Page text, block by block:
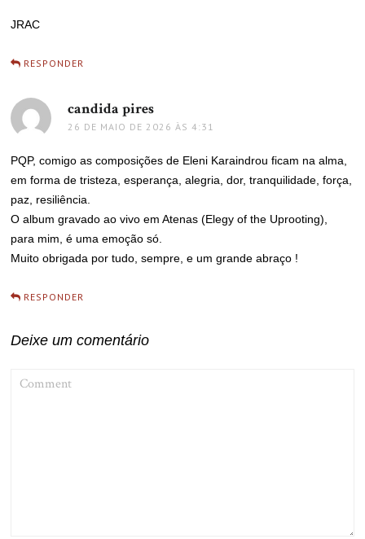
JRAC
RESPONDER
candida pires
26 DE MAIO DE 2026 ÀS 4:31
PQP, comigo as composições de Eleni Karaindrou ficam na alma,
em forma de tristeza, esperança, alegria, dor, tranquilidade, força,
paz, resiliência.
O album gravado ao vivo em Atenas (Elegy of the Uprooting),
para mim, é uma emoção só.
Muito obrigada por tudo, sempre, e um grande abraço !
RESPONDER
Deixe um comentário